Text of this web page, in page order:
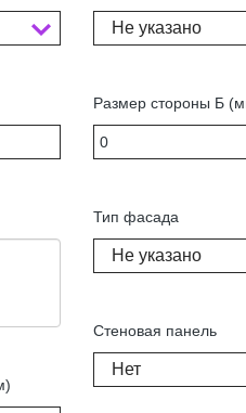
Не указано
Размер стороны Б
Тип фасада
Не указано
Стеновая панель
Нет